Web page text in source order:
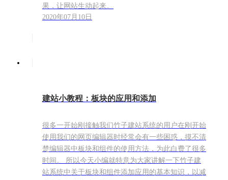
果，让网站生动起来。
2020年07月10日
建站小教程：板块的应用和添加
很多一开始刚接触我们竹子建站系统的用户在刚开始
使用我们的网页编辑器时经常会有一些困惑，摸不清
楚编辑器中板块和组件的使用方法，为此白费了很多
时间。 所以今天小编就特意为大家讲解一下竹子建
站系统中关于板块和组件添加应用的基本知识，以减